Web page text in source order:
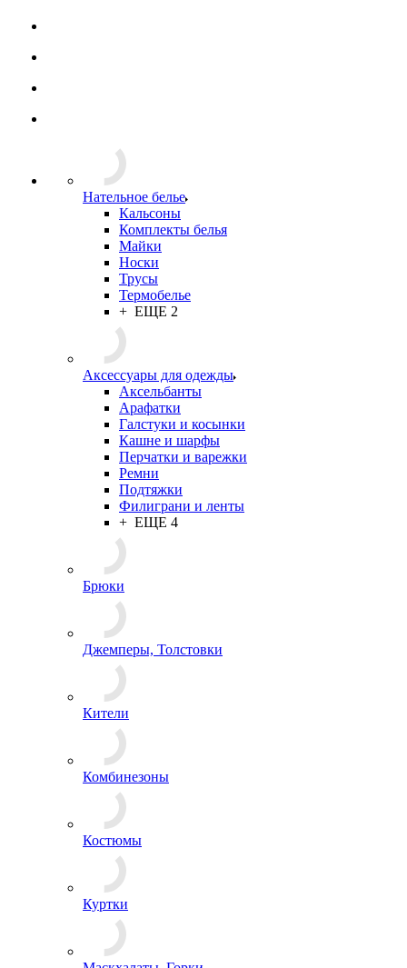
Нательное белье
Кальсоны
Комплекты белья
Майки
Носки
Трусы
Термобелье
+ ЕЩЕ 2
Аксессуары для одежды
Аксельбанты
Арафатки
Галстуки и косынки
Кашне и шарфы
Перчатки и варежки
Ремни
Подтяжки
Филиграни и ленты
+ ЕЩЕ 4
Брюки
Джемперы, Толстовки
Кители
Комбинезоны
Костюмы
Куртки